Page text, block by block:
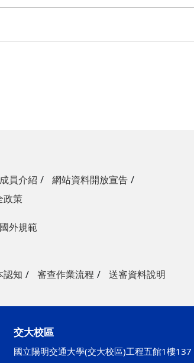
成員介紹
網站資料開放宣告
政策
國外規範
認知 審查作業流程 送審資料說明
交大校區
國立陽明交通大學(交大校區)工程五館1樓137